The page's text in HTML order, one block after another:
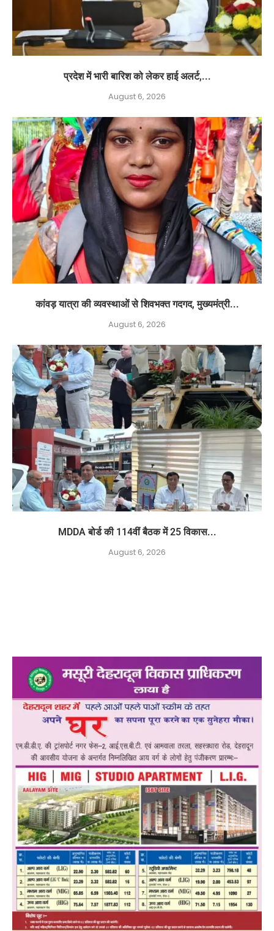
प्रदेश में भारी बारिश को लेकर हाई अलर्ट,...
August 6, 2026
कांवड़ यात्रा की व्यवस्थाओं से शिवभक्त गदगद, मुख्यमंत्री...
August 6, 2026
MDDA बोर्ड की 114वीं बैठक में 25 विकास...
August 6, 2026